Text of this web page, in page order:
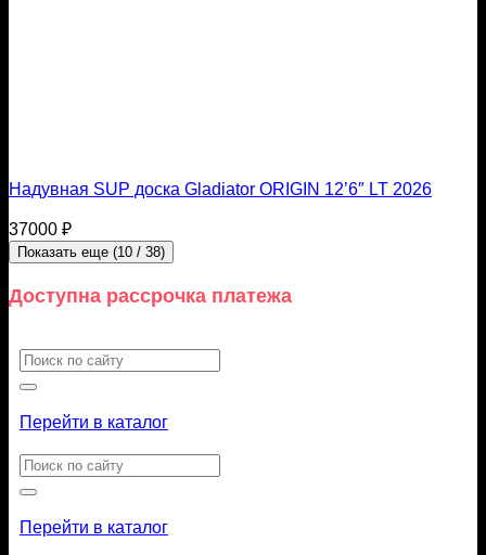
Надувная SUP доска Gladiator ORIGIN 12’6″ LT 2026
37000 ₽
Показать еще (10 / 38)
Доступна рассрочка платежа
Искать:
Перейти в каталог
Искать:
Перейти в каталог